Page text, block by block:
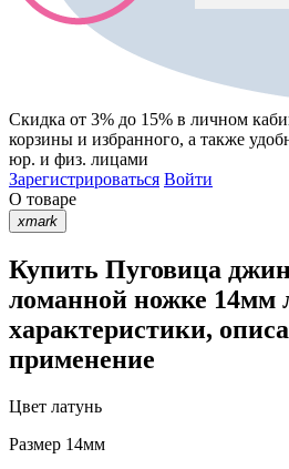
Скидка от 3% до 15% в личном
корзины и избранного, а также
юр. и физ. лицами
Зарегистрироваться Войти
О товаре
xmark
Купить Пуговица
ломанной ножке 14мм
характеристики,
применение
Цвет латунь
Размер 14мм